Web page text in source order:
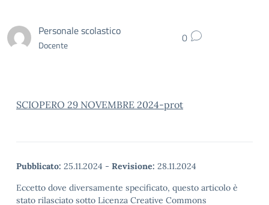
Personale scolastico
Docente 0
SCIOPERO 29 NOVEMBRE 2024-prot
Pubblicato: 25.11.2024 - Revisione: 28.11.2024
Eccetto dove diversamente specificato, questo articolo è
stato rilasciato sotto Licenza Creative Commons